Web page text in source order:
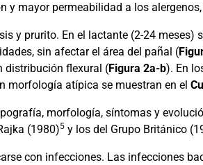
y mayor permeabilidad a los
y prurito. En el lactante (2-24
sin afectar el área del pañal (
distribución flexural (Figura 2a-b). En
morfología atípica se muestran en el
morfología, síntomas y
(1980)5 y los del Grupo Británico
con infecciones. Las infecciones